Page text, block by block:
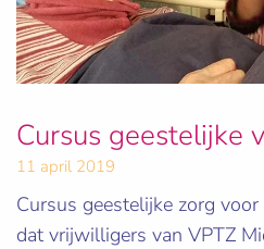
Cursus geestelijke
11 april 2019
Cursus geestelijke zorg
dat vrijwilligers van VPTZ